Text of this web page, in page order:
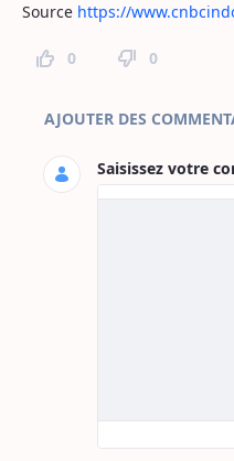
Source https://
0 0
Commentaires
AJOUTER DES
Saisissez votre